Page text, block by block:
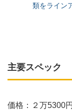
類をライン
主要スペック
価格：２万5300円